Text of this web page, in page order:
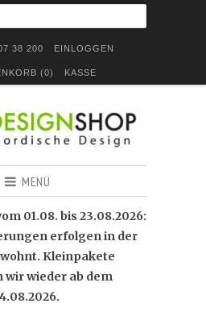
38 200 EINLOGGEN
(0) KASSE
MENÜ
01.08. bis 23.08.2026:
erfolgen in der
Kleinpakete
wir wieder ab dem